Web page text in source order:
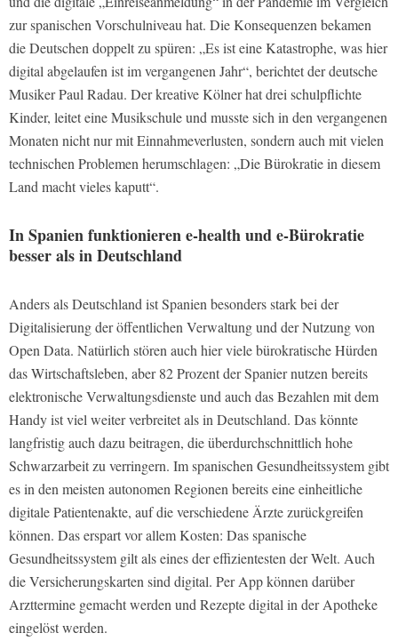
zur spanischen Vorschulniveau hat. Die Konsequenzen bekamen
die Deutschen doppelt zu spüren: „Es ist eine Katastrophe, was hier
digital abgelaufen ist im vergangenen Jahr“, berichtet der deutsche
Musiker Paul Radau. Der kreative Kölner hat drei schulpflichte
Kinder, leitet eine Musikschule und musste sich in den vergangenen
Monaten nicht nur mit Einnahmeverlusten, sondern auch mit vielen
technischen Problemen herumschlagen: „Die Bürokratie in diesem
Land macht vieles kaputt“.
In Spanien funktionieren e-health und e-Bürokratie
besser als in Deutschland
Anders als Deutschland ist Spanien besonders stark bei der
Digitalisierung der öffentlichen Verwaltung und der Nutzung von
Open Data. Natürlich stören auch hier viele bürokratische Hürden
das Wirtschaftsleben, aber 82 Prozent der Spanier nutzen bereits
elektronische Verwaltungsdienste und auch das Bezahlen mit dem
Handy ist viel weiter verbreitet als in Deutschland. Das könnte
langfristig auch dazu beitragen, die überdurchschnittlich hohe
Schwarzarbeit zu verringern. Im spanischen Gesundheitssystem gibt
es in den meisten autonomen Regionen bereits eine einheitliche
digitale Patientenakte, auf die verschiedene Ärzte zurückgreifen
können. Das erspart vor allem Kosten: Das spanische
Gesundheitssystem gilt als eines der effizientesten der Welt. Auch
die Versicherungskarten sind digital. Per App können darüber
Arzttermine gemacht werden und Rezepte digital in der Apotheke
eingelöst werden.